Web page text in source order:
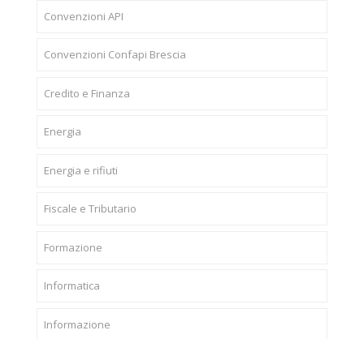
Convenzioni API
Convenzioni Confapi Brescia
Credito e Finanza
Energia
Energia e rifiuti
Fiscale e Tributario
Formazione
Informatica
Informazione